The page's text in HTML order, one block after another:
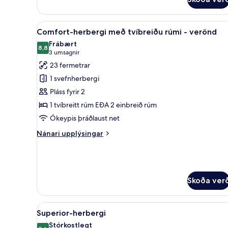
Skoða
allar
myndir
fyrir
Comfort-
herbergi
með
tvíbreiðu
rúmi
-
Comfort-herbergi með
6
Comfort-herbergi með tvíbreiðu rúmi - verönd
8,88,8 af 10
Frábært
3 umsagnir
(3
umsagnir)
23 fermetrar
1 svefnherbergi
Pláss fyrir 2
1 tvíbreitt rúm EÐA 2 einbreið rúm
Ókeypis þráðlaust net
Nánari upplýsingar
Nánari
tvíbreiðu
rúmi
-
verönd
Skoða
Skoða
allar
Rúmföt af bestu gerð,
4
Superior-herbergi
Stórkostlegt